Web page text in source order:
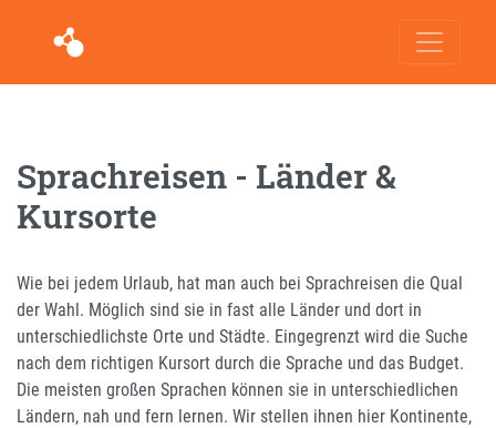
Sprachreisen - Länder &
Kursorte
Wie bei jedem Urlaub, hat man auch bei Sprachreisen die Qual
der Wahl. Möglich sind sie in fast alle Länder und dort in
unterschiedlichste Orte und Städte. Eingegrenzt wird die Suche
nach dem richtigen Kursort durch die Sprache und das Budget.
Die meisten großen Sprachen können sie in unterschiedlichen
Ländern, nah und fern lernen. Wir stellen ihnen hier Kontinente,